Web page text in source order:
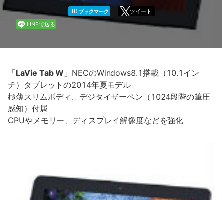
B! ブックマーク
ツイート
LINEで送る
「LaVie Tab W 」NECのWindows8.1搭載（10.1イン
チ）タブレットの2014年夏モデル
極薄スリムボディ、デジタイザーペン（1024段階の筆圧
感知）付属
CPUやメモリー、ディスプレイ解像度などを強化